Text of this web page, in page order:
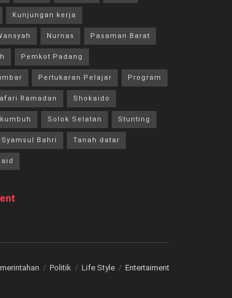
Kunjungan kerja
Nurnas Pasaman Barat
Pemkot Padang
Pertukaran Pelajar Program
Ramadan Shokaido
Solok Selatan Stunting
Syamsul Bahri Tanah datar
Politik Life Style Entertaiment